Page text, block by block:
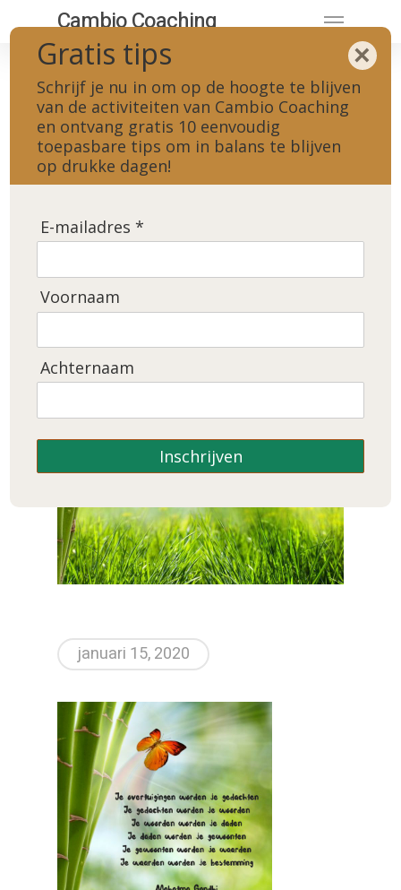
Cambio Coaching
Ghandi
Home»Ghandi
januari 15, 2020
×
Gratis tips
Schrijf je nu in om op de hoogte te blijven
van de activiteiten van Cambio Coaching
en ontvang gratis 10 eenvoudig
toepasbare tips om in balans te blijven
op drukke dagen!
E-mailadres *
Voornaam
Achternaam
Inschrijven